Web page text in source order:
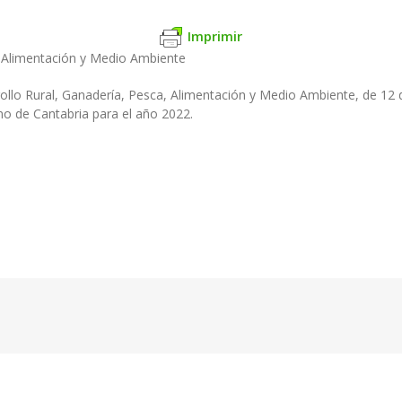
Imprimir
y Medio Ambiente
Rural, Ganadería, Pesca, Alimentación y Medio Ambiente, de
de Cantabria para el año 2022.